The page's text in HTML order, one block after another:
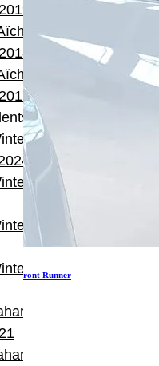
– Front Runner
des
des
Tour
Tour
Tour
Tour
Tour